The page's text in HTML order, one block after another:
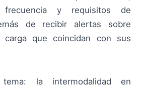
y requisitos de
de recibir alertas sobre
carga que coincidan con sus
la intermodalidad en